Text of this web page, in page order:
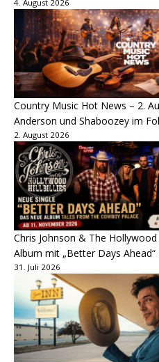
4. August 2026
Country Music Hot News – 2.
Anderson und Shaboozey im
2. August 2026
Chris Johnson & The
Album mit „Better Days Ahead“
31. Juli 2026